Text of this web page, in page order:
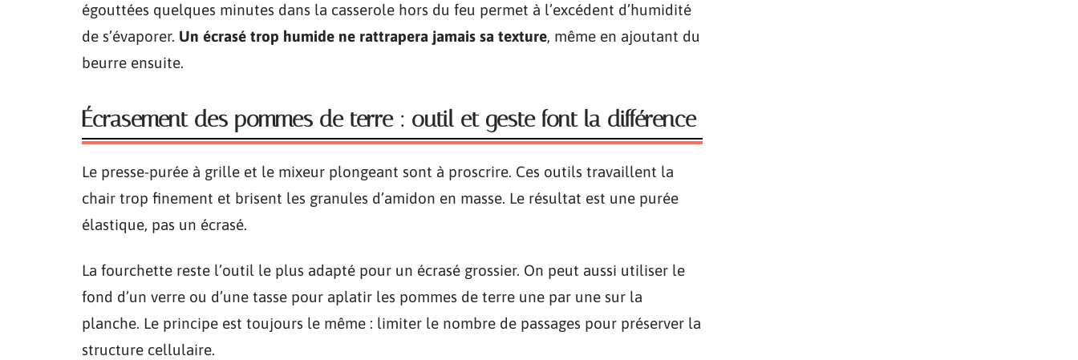
égouttées quelques minutes dans la casserole hors du feu permet à l’excédent d’humidité
de s’évaporer. Un écrasé trop humide ne rattrapera jamais sa texture, même en ajoutant du
beurre ensuite.
Écrasement des pommes de terre : outil et geste font la différence
Le presse-purée à grille et le mixeur plongeant sont à proscrire. Ces outils travaillent la
chair trop finement et brisent les granules d’amidon en masse. Le résultat est une purée
élastique, pas un écrasé.
La fourchette reste l’outil le plus adapté pour un écrasé grossier. On peut aussi utiliser le
fond d’un verre ou d’une tasse pour aplatir les pommes de terre une par une sur la
planche. Le principe est toujours le même : limiter le nombre de passages pour préserver la
structure cellulaire.